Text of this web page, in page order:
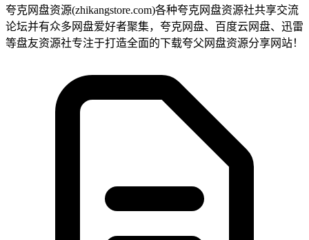
夸克网盘资源(zhikangstore.com)各种夸克网盘资源社共享交流
论坛并有众多网盘爱好者聚集，夸克网盘、百度云网盘、迅雷
等盘友资源社专注于打造全面的下载夸父网盘资源分享网站！